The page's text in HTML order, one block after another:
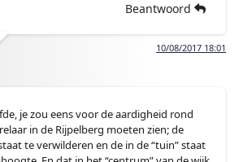
Beantwoord
10/08/2017 18:01
je zou eens voor de aardigheid rond
in de Rijpelberg moeten zien; de
te verwilderen en de in de “tuin” staat